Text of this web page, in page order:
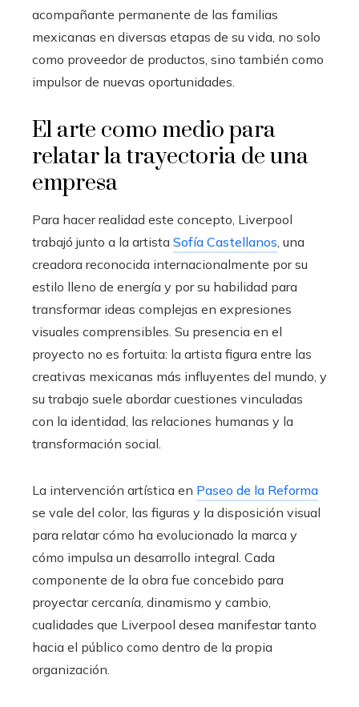
acompañante permanente de las familias
mexicanas en diversas etapas de su vida, no solo
como proveedor de productos, sino también como
impulsor de nuevas oportunidades.
El arte como medio para
relatar la trayectoria de una
empresa
Para hacer realidad este concepto, Liverpool
trabajó junto a la artista Sofía Castellanos, una
creadora reconocida internacionalmente por su
estilo lleno de energía y por su habilidad para
transformar ideas complejas en expresiones
visuales comprensibles. Su presencia en el
proyecto no es fortuita: la artista figura entre las
creativas mexicanas más influyentes del mundo, y
su trabajo suele abordar cuestiones vinculadas
con la identidad, las relaciones humanas y la
transformación social.
La intervención artística en Paseo de la Reforma
se vale del color, las figuras y la disposición visual
para relatar cómo ha evolucionado la marca y
cómo impulsa un desarrollo integral. Cada
componente de la obra fue concebido para
proyectar cercanía, dinamismo y cambio,
cualidades que Liverpool desea manifestar tanto
hacia el público como dentro de la propia
organización.